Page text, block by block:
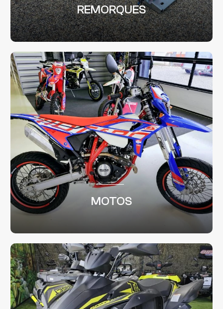
REMORQUES
MOTOS